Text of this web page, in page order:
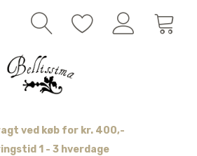
ved køb for kr. 400,-
1 - 3 hverdage